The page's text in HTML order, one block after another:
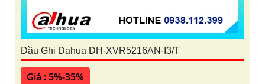
Đầu Ghi Dahua DH-XVR5216AN-I3/T
Giá : 5%-35%